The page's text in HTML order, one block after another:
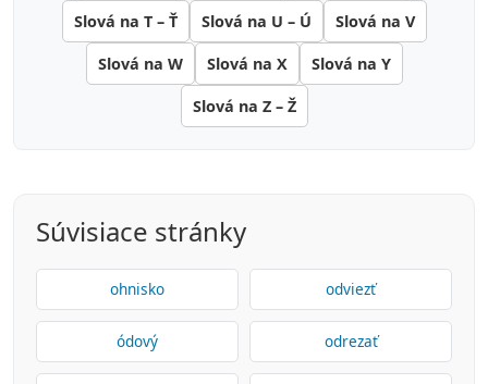
Slová na T – Ť Slová na U – Ú Slová na V
Slová na W Slová na X Slová na Y
Slová na Z – Ž
Súvisiace stránky
ohnisko odviezť
ódový odrezať